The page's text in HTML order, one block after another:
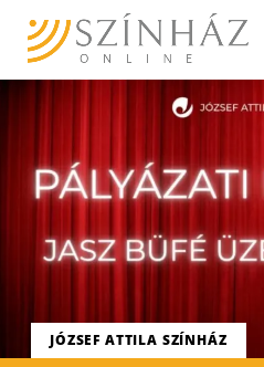
JÓZSEF ATTILA SZÍNHÁZ